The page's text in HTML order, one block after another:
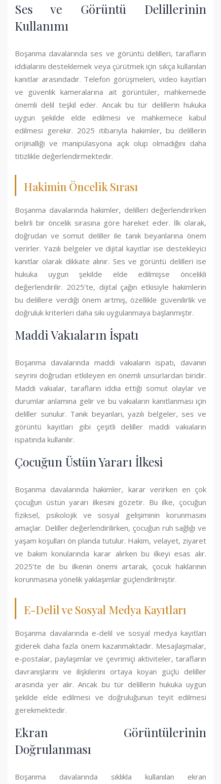
Ses ve Görüntü Delillerinin
Kullanımı
Boşanma davalarında ses ve görüntü delilleri, tarafların
iddialarını desteklemek veya çürütmek için sıkça kullanılan
kanıtlar arasındadır. Telefon görüşmeleri, video kayıtları
ve güvenlik kameralarına ait görüntüler, mahkemede
önemli delil teşkil eder. Ancak bu tür delillerin hukuka
uygun şekilde elde edilmesi ve mahkemece kabul
edilmesi gerekir. 2025 itibarıyla hakimler, bu delillerin
orijinalliği ve manipülasyona açık olup olmadığını daha
titizlikle değerlendirmektedir.
Hakimin Öncelik Sırası
Boşanma davalarında hakimler, delilleri değerlendirirken
belirli bir öncelik sırasına göre hareket eder. İlk olarak,
doğrudan ve somut deliller ile tanık beyanlarına önem
verirler. Yazılı belgeler ve dijital kayıtlar ise destekleyici
kanıtlar olarak dikkate alınır. Ses ve görüntü delilleri ise
hukuka uygun şekilde elde edilmişse öncelikli
değerlendirilir. 2025’te, dijital çağın etkisiyle hakimlerin
bu delillere verdiği önem artmış, özellikle güvenilirlik ve
doğruluk kriterleri daha sıkı uygulanmaya başlanmıştır.
Maddi Vakıaların İspatı
Boşanma davalarında maddi vakıaların ispatı, davanın
seyrini doğrudan etkileyen en önemli unsurlardan biridir.
Maddi vakıalar, tarafların iddia ettiği somut olaylar ve
durumlar anlamına gelir ve bu vakıaların kanıtlanması için
deliller sunulur. Tanık beyanları, yazılı belgeler, ses ve
görüntü kayıtları gibi çeşitli deliller maddi vakıaların
ispatında kullanılır.
Çocuğun Üstün Yararı İlkesi
Boşanma davalarında hakimler, karar verirken en çok
çocuğun üstün yararı ilkesini gözetir. Bu ilke, çocuğun
fiziksel, psikolojik ve sosyal gelişiminin korunmasını
amaçlar. Deliller değerlendirilirken, çocuğun ruh sağlığı ve
yaşam koşulları ön planda tutulur. Hakim, velayet, ziyaret
ve bakım konularında karar alırken bu ilkeyi esas alır.
2025’te de bu ilkenin önemi artarak, çocuk haklarının
korunmasına yönelik yaklaşımlar güçlendirilmiştir.
E-Delil ve Sosyal Medya Kayıtları
Boşanma davalarında e-delil ve sosyal medya kayıtları
giderek daha fazla önem kazanmaktadır. Mesajlaşmalar,
e-postalar, paylaşımlar ve çevrimiçi aktiviteler, tarafların
davranışlarını ve ilişkilerini ortaya koyan güçlü deliller
arasında yer alır. Ancak bu tür delillerin hukuka uygun
şekilde elde edilmesi ve doğruluğunun teyit edilmesi
gerekmektedir.
Ekran Görüntülerinin
Doğrulanması
Boşanma davalarında sıklıkla kullanılan ekran